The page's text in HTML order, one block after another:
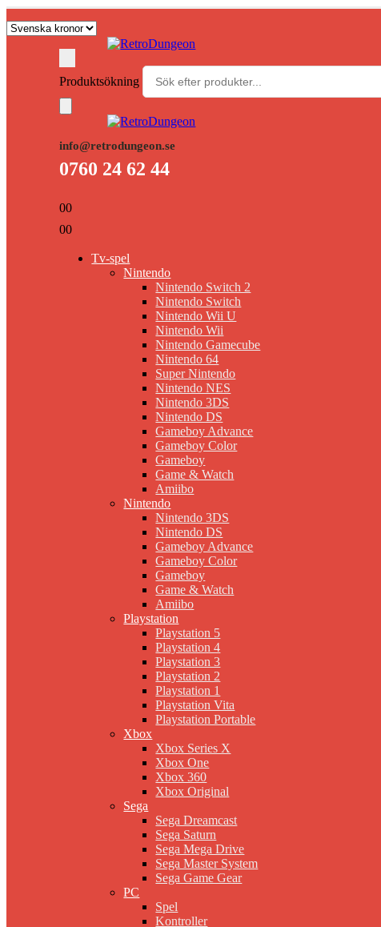
Produktsökning
info@retrodungeon.se
0760 24 62 44
00
00
Tv-spel
Nintendo
Nintendo Switch 2
Nintendo Switch
Nintendo Wii U
Nintendo Wii
Nintendo Gamecube
Nintendo 64
Super Nintendo
Nintendo NES
Nintendo 3DS
Nintendo DS
Gameboy Advance
Gameboy Color
Gameboy
Game & Watch
Amiibo
Nintendo
Nintendo 3DS
Nintendo DS
Gameboy Advance
Gameboy Color
Gameboy
Game & Watch
Amiibo
Playstation
Playstation 5
Playstation 4
Playstation 3
Playstation 2
Playstation 1
Playstation Vita
Playstation Portable
Xbox
Xbox Series X
Xbox One
Xbox 360
Xbox Original
Sega
Sega Dreamcast
Sega Saturn
Sega Mega Drive
Sega Master System
Sega Game Gear
PC
Spel
Kontroller